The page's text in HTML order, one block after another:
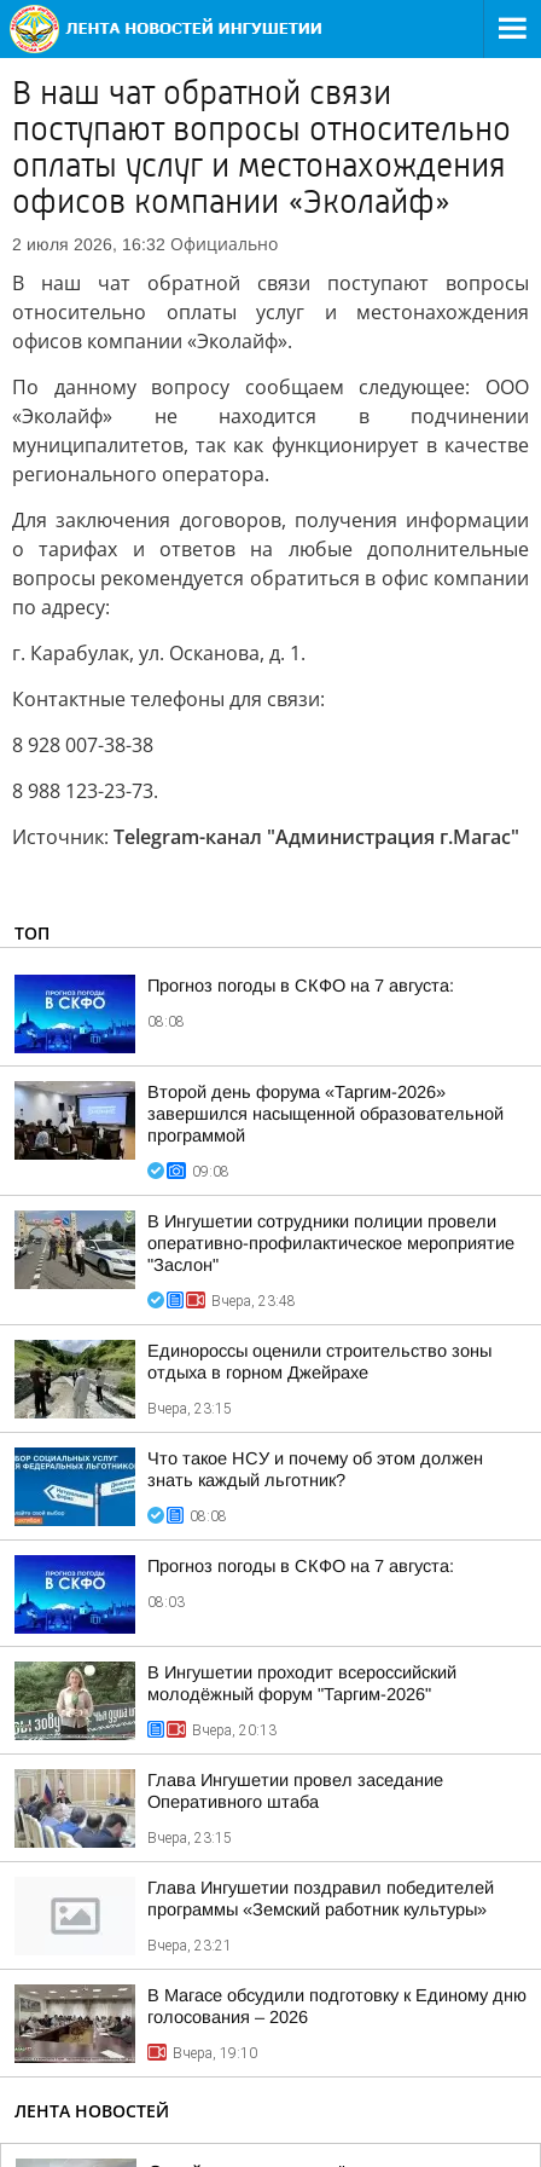
В наш чат обратной связи
поступают вопросы относительно
оплаты услуг и местонахождения
офисов компании «Эколайф»
2 июля 2026, 16:32 Официально
В наш чат обратной связи поступают вопросы
относительно оплаты услуг и местонахождения
офисов компании «Эколайф».
По данному вопросу сообщаем следующее: ООО
«Эколайф» не находится в подчинении
муниципалитетов, так как функционирует в качестве
регионального оператора.
Для заключения договоров, получения информации
о тарифах и ответов на любые дополнительные
вопросы рекомендуется обратиться в офис компании
по адресу:
г. Карабулак, ул. Осканова, д. 1.
Контактные телефоны для связи:
8 928 007-38-38
8 988 123-23-73.
Источник: Telegram-канал "Администрация г.Магас"
ТОП
Прогноз погоды в СКФО на 7 августа:
08:08
Второй день форума «Таргим-2026»
завершился насыщенной образовательной
программой
09:08
В Ингушетии сотрудники полиции провели
оперативно-профилактическое мероприятие
"Заслон"
Вчера, 23:48
Единороссы оценили строительство зоны
отдыха в горном Джейрахе
Вчера, 23:15
Что такое НСУ и почему об этом должен
знать каждый льготник?
08:08
Прогноз погоды в СКФО на 7 августа:
08:03
В Ингушетии проходит всероссийский
молодёжный форум "Таргим-2026"
Вчера, 20:13
Глава Ингушетии провел заседание
Оперативного штаба
Вчера, 23:15
Глава Ингушетии поздравил победителей
программы «Земский работник культуры»
Вчера, 23:21
В Магасе обсудили подготовку к Единому дню
голосования – 2026
Вчера, 19:10
ЛЕНТА НОВОСТЕЙ